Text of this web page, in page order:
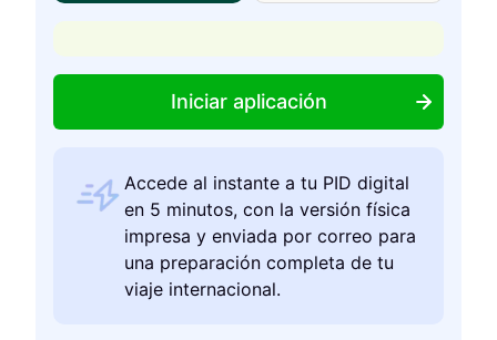
Iniciar aplicación
Accede al instante a tu PID digital
en 5 minutos, con la versión física
impresa y enviada por correo para
una preparación completa de tu
viaje internacional.